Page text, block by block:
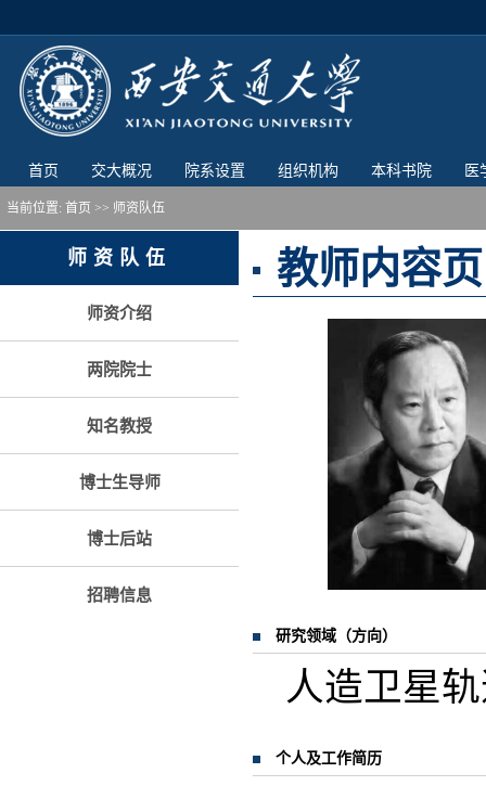
首页 交大概况 院系设置 组织机构 本科书院 医
当前位置: 首页 >> 师资队伍
师资队伍
师资介绍
两院院士
知名教授
博士生导师
博士后站
招聘信息
教师内容页
研究领域（方向）
人造卫星
个人及工作简历